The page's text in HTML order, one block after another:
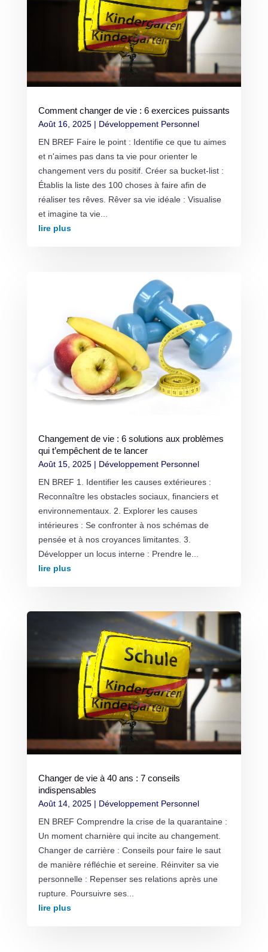
Comment changer de vie : 6 exercices puissants
Août 16, 2025| Développement Personnel
EN BREF Faire le point : Identifie ce que tu aimes
et n'aimes pas dans ta vie pour orienter le
changement vers du positif. Créer sa bucket-list :
Établis la liste des 100 choses à faire afin de
réaliser tes rêves. Rêver sa vie idéale : Visualise
et imagine ta vie...
lire plus
Changement de vie : 6 solutions aux problèmes
qui t’empêchent de te lancer
Août 15, 2025| Développement Personnel
EN BREF 1. Identifier les causes extérieures :
Reconnaître les obstacles sociaux, financiers et
environnementaux. 2. Explorer les causes
intérieures : Se confronter à nos schémas de
pensée et à nos croyances limitantes. 3.
Développer un locus interne : Prendre le...
lire plus
Changer de vie à 40 ans : 7 conseils
indispensables
Août 14, 2025| Développement Personnel
EN BREF Comprendre la crise de la quarantaine :
Un moment charnière qui incite au changement.
Changer de carrière : Conseils pour faire le saut
de manière réfléchie et sereine. Réinviter sa vie
personnelle : Repenser ses relations après une
rupture. Poursuivre ses...
lire plus